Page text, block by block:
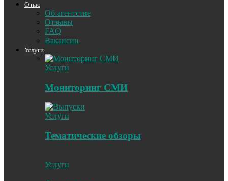
О нас
Об агентстве
Отзывы
FAQ
Вакансии
Услуги
Услуги
Мониторинг СМИ
Услуги
Тематические обзоры
Услуги